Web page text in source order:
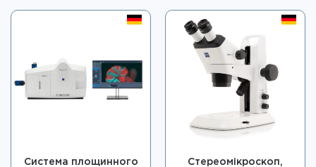
Система площинного
Стереомікроскоп,